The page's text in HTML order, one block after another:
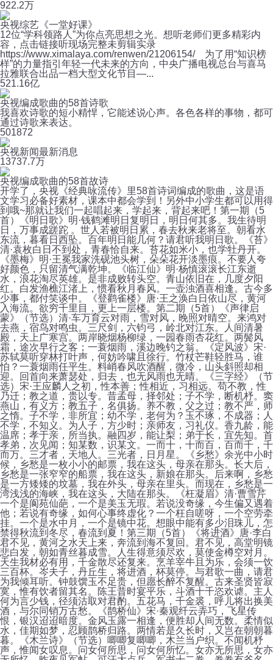
922.2万
央视综艺《一堂好课》
12位“学科领路人”为你点亮思想之光。想听老师们更多精彩内
容，点击链接听现场完整未剪辑实录
https://www.ximalaya.com/renwen/21206154/ 为了用“知识榜
样”的力量指引年轻一代未来的方向，中央广播电视总台与喜马
拉雅联合出品一档大型文化节目—...
521.16亿
央视编成歌曲的58首诗歌
我喜欢诗歌的短小精悍，它能述说心声。各色各样的事物，都可
通过诗歌来表达。
501872
央视新闻最新消息
13737.7万
央视编成歌曲的58首故诗
开学了，央视《经典咏流传》里58首诗词编成的歌曲，这是语
文学习必备好素材，课本中都会学到！另外中小学生都可以用得
到哦~那就让我们一起唱起来，学起来，背起来吧！第一期（5
首）《明日歌》明·钱鹤滩明日复明日，明日何其多。我生待明
日，万事成蹉跎 。世人若被明日累，春去秋来老将至。朝看水
东流，暮看日西坠。百年明日能几何？请君听我明日歌。《苔》
清·袁枚白日不到处，青春恰自来。苔花如米小，也学牡丹开。
《墨梅》明·王冕我家洗砚池头树，朵朵花开淡墨痕。不要人夸
好颜色，只留清气满乾坤。《临江仙》明·杨慎滚滚长江东逝
水，浪花淘尽英雄。是非成败转头空。青山依旧在，几度夕阳
红。白发渔樵江渚上，惯看秋月春风。一壶浊酒喜相逢。古今多
少事，都付笑谈中。《登鹳雀楼》唐·王之涣白日依山尽，黄河
入海流。欲穷千里目，更上一层楼。第二期（5首）《声律启
蒙》（节选）清·车万育云对雨，雪对风，晚照对晴空。来鸿对
去燕，宿鸟对鸣虫。三尺剑，六钧弓，岭北对江东。人间清暑
殿，天上广寒宫。两岸晓烟杨柳绿，一园春雨杏花红。两鬓风
霜，途次早行之客；一蓑烟雨，溪边晚钓之翁。《定风波》宋·
苏轼莫听穿林打叶声，何妨吟啸且徐行。竹杖芒鞋轻胜马，谁
怕？一蓑烟雨任平生。料峭春风吹酒醒，微冷，山头斜照却相
迎。回首向来萧瑟处，归去，也无风雨也无晴。《三字经》（节
选）宋·王应麟人之初，性本善；性相近，习相远。苟不教，性
乃迁；教之道，贵以专。昔孟母，择邻处；子不学，断机杼。窦
燕山，有义方；教五子，名俱扬。养不教，父之过；教不严，师
之惰。子不学，非所宜；幼不学，老何为？玉不琢，不成器；人
不学，不知义。为人子，方少时；亲师友，习礼仪。香九龄，能
温席；孝于亲，所当执。融四岁，能让梨；弟于长，宜先知。首
孝弟，次见闻；知某数，识某文。一而十，十而百，百而千，千
而万。三才者，天地人。三光者，日月星。《乡愁》余光中小时
候，乡愁是一枚小小的邮票，我在这头，母亲在那头。长大后，
乡愁是一张窄窄的船票，我在这头，新娘在那头。后来啊，乡愁
是一方矮矮的坟墓，我在外头，母亲在里头。而现在，乡愁是一
湾浅浅的海峡，我在这头，大陆在那头。《枉凝眉》清·曹雪芹
一个是阆苑仙葩，一个是美玉无瑕。若说没奇缘，今生偏又遇着
他；若说有奇缘，如何心事终虚化？一个枉自嗟呀，一个空劳牵
挂。一个是水中月，一个是镜中花。想眼中能有多少泪珠儿，怎
禁得秋流到冬尽，春流到夏！第三期（5首）《将进酒》唐·李白
君不见，黄河之水天上来，奔流到海不复回。君不见，高堂明镜
悲白发，朝如青丝暮成雪。人生得意须尽欢，莫使金樽空对月。
天生我材必有用，千金散尽还复来。烹羊宰牛且为乐，会须一饮
三百杯。岑夫子，丹丘生，将进酒，杯莫停。与君歌一曲，请君
为我倾耳听。钟鼓馔玉不足贵，但愿长醉不复醒。古来圣贤皆寂
寞，惟有饮者留其名。陈王昔时宴平乐，斗酒十千恣欢谑。主人
何为言少钱，径须沽取对君酌。五花马，千金裘，呼儿将出换美
酒，与尔同销万古愁。《鹊桥仙》宋·秦观纤云弄巧，飞星传
恨，银汉迢迢暗度。金风玉露一相逢，便胜却人间无数。柔情似
水，佳期如梦，忍顾鹊桥归路。两情若是久长时，又岂在朝朝暮
暮。《木兰诗》（节选）唧唧复唧唧，木兰当户织。不闻机杼
声，惟闻女叹息。问女何所思，问女何所忆。女亦无所思，女亦